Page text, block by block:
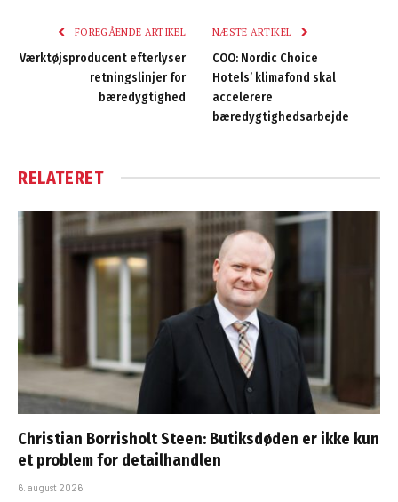
FOREGÅENDE ARTIKEL
Værktøjsproducent efterlyser
retningslinjer for
bæredygtighed
NÆSTE ARTIKEL
COO: Nordic Choice
Hotels’ klimafond skal
accelerere
bæredygtighedsarbejde
RELATERET
Christian Borrisholt Steen: Butiksdøden er ikke kun
et problem for detailhandlen
6. august 2026